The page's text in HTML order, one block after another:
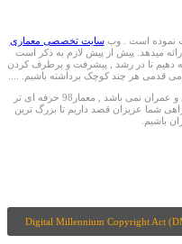
نموده است . وبسایت تخصصی معماری
میدهد. پیش از پیش لازم به ذکر است
دهیم تا در رشد , پیشرفت و برطرف کردن
قدمی هر چند کوچک برداشته باشیم. ....
هدف ما فعالیت همچون سایر وب سایت های معماری و عمران نمی باشد , معمار98 حرفه ای تر
با همت و پشتکار تیم معماری 98 و همراهی شما عزیزان قصد داریم تا بزرگ ترین
باشیم.
Digital Millennium Copyright Act